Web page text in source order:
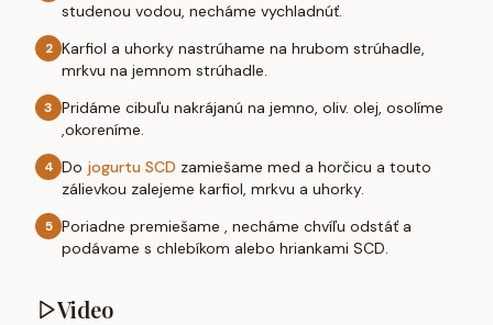
studenou vodou, necháme vychladnúť.
2 Karfiol a uhorky nastrúhame na hrubom strúhadle,
mrkvu na jemnom strúhadle.
3 Pridáme cibuľu nakrájanú na jemno, oliv. olej, osolíme
,okoreníme.
4 Do jogurtu SCD zamiešame med a horčicu a touto
zálievkou zalejeme karfiol, mrkvu a uhorky.
5 Poriadne premiešame , necháme chvíľu odstáť a
podávame s chlebíkom alebo hriankami SCD.
Video